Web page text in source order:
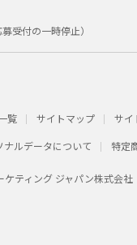
受付の一時停止）
覧 サイトマップ サイ
ルデータについて 特定
ケティング ジャパン株式会社